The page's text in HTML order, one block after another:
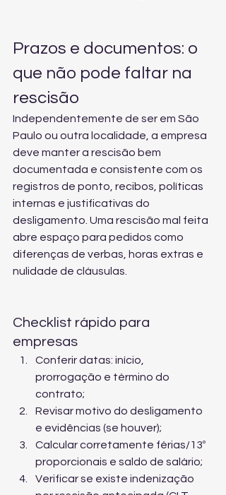
Prazos e documentos: o
que não pode faltar na
rescisão
Independentemente de ser em São
Paulo ou outra localidade, a empresa
deve manter a rescisão bem
documentada e consistente com os
registros de ponto, recibos, políticas
internas e justificativas do
desligamento. Uma rescisão mal feita
abre espaço para pedidos como
diferenças de verbas, horas extras e
nulidade de cláusulas.
Checklist rápido para
empresas
Conferir datas: início,
prorrogação e término do
contrato;
Revisar motivo do desligamento
e evidências (se houver);
Calcular corretamente férias/13º
proporcionais e saldo de salário;
Verificar se existe indenização